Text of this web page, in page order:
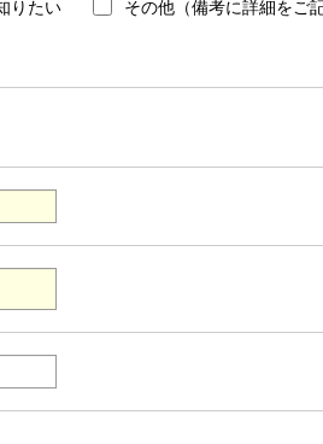
りたい その他（備考に詳細をご